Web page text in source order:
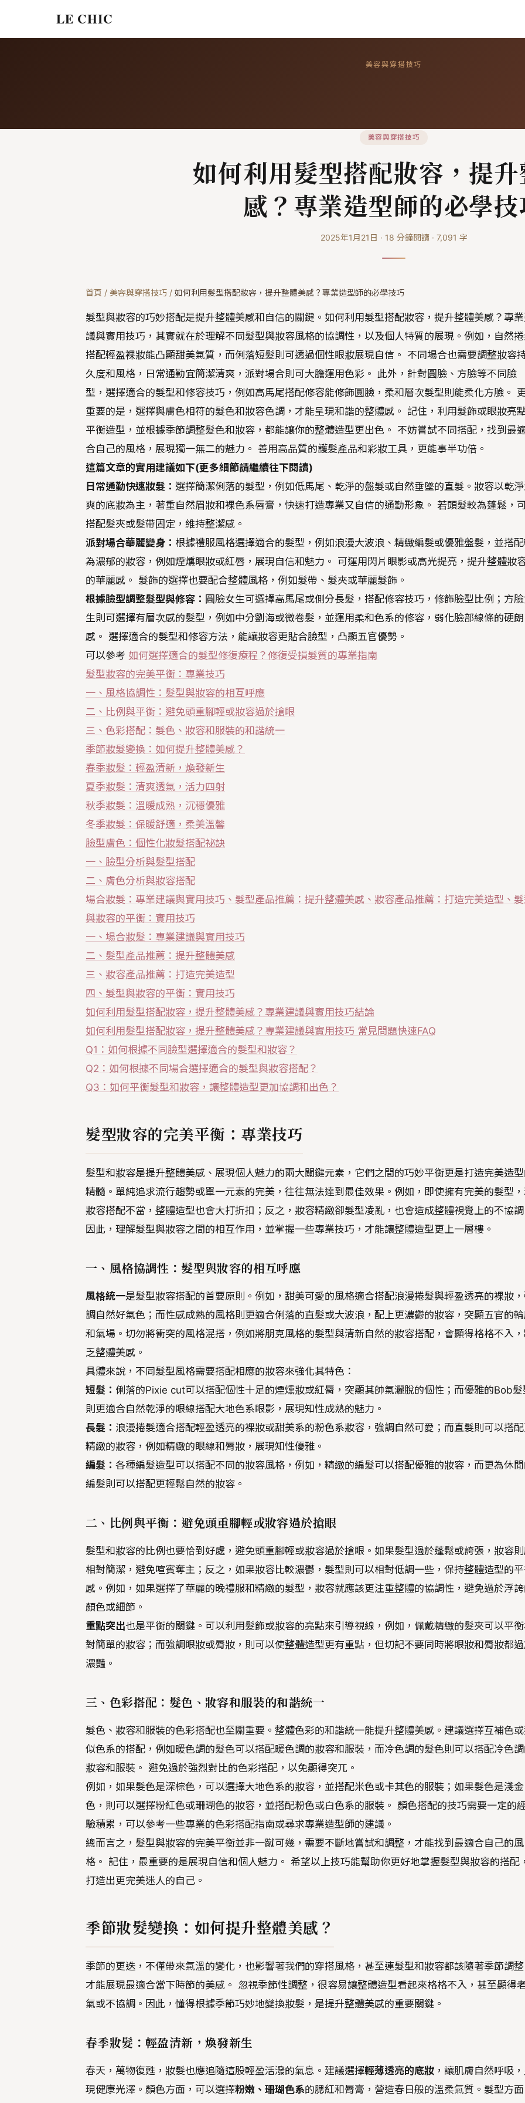
LE CHIC
美容與穿搭技巧
美容與穿搭技巧
如何利用髮型搭配妝容，提
感？專業造型師的必學
2025年1月21日 · 18 分鐘閱讀· 7,091 字
首頁 / 美容與穿搭技巧 / 如何利用髮型搭配妝容，提升整體美感？專業造型師的必學技巧
髮型與妝容的巧妙搭配是提升整體美感和自信的關鍵。如何利用髮型搭配妝容，提升整體美感？專
議與實用技巧，其實就在於理解不同髮型與妝容風格的協調性，以及個人特質的展現。例如，自然
搭配輕盈裸妝能凸顯甜美氣質，而俐落短髮則可透過個性眼妝展現自信。 不同場合也需要調整妝容
久度和風格，日常通勤宜簡潔清爽，派對場合則可大膽運用色彩。 此外，針對圓臉、方臉等不同臉
型，選擇適合的髮型和修容技巧，例如高馬尾搭配修容能修飾圓臉，柔和層次髮型則能柔化方臉。
重要的是，選擇與膚色相符的髮色和妝容色調，才能呈現和諧的整體感。 記住，利用髮飾或眼妝亮
平衡造型，並根據季節調整髮色和妝容，都能讓你的整體造型更出色。 不妨嘗試不同搭配，找到最
合自己的風格，展現獨一無二的魅力。 善用高品質的護髮產品和彩妝工具，更能事半功倍。
這篇文章的實用建議如下(更多細節請繼續往下閱讀)
日常通勤快速妝髮： 選擇簡潔俐落的髮型，例如低馬尾、乾淨的盤髮或自然垂墜的直髮。妝容以乾
爽的底妝為主，著重自然眉妝和裸色系唇膏，快速打造專業又自信的通勤形象。 若頭髮較為蓬鬆，
搭配髮夾或髮帶固定，維持整潔感。
派對場合華麗變身： 根據禮服風格選擇適合的髮型，例如浪漫大波浪、精緻編髮或優雅盤髮，並搭
為濃郁的妝容，例如煙燻眼妝或紅唇，展現自信和魅力。 可運用閃片眼影或高光提亮，提升整體妝
的華麗感。 髮飾的選擇也要配合整體風格，例如髮帶、髮夾或華麗髮飾。
根據臉型調整髮型與修容： 圓臉女生可選擇高馬尾或側分長髮，搭配修容技巧，修飾臉型比例；方
生則可選擇有層次感的髮型，例如中分劉海或微卷髮，並運用柔和色系的修容，弱化臉部線條的硬朗
感。 選擇適合的髮型和修容方法，能讓妝容更貼合臉型，凸顯五官優勢。
可以參考 如何選擇適合的髮型修復療程？修復受損髮質的專業指南
髮型妝容的完美平衡：專業技巧
一、風格協調性：髮型與妝容的相互呼應
二、比例與平衡：避免頭重腳輕或妝容過於搶眼
三、色彩搭配：髮色、妝容和服裝的和諧統一
季節妝髮變換：如何提升整體美感？
春季妝髮：輕盈清新，煥發新生
夏季妝髮：清爽透氣，活力四射
秋季妝髮：溫暖成熟，沉穩優雅
冬季妝髮：保暖舒適，柔美溫馨
臉型膚色：個性化妝髮搭配祕訣
一、臉型分析與髮型搭配
二、膚色分析與妝容搭配
場合妝髮：專業建議與實用技巧、髮型產品推薦：提升整體美感、妝容產品推薦：打造完美造型、
與妝容的平衡：實用技巧
一、場合妝髮：專業建議與實用技巧
二、髮型產品推薦：提升整體美感
三、妝容產品推薦：打造完美造型
四、髮型與妝容的平衡：實用技巧
如何利用髮型搭配妝容，提升整體美感？專業建議與實用技巧結論
如何利用髮型搭配妝容，提升整體美感？專業建議與實用技巧 常見問題快速FAQ
Q1：如何根據不同臉型選擇適合的髮型和妝容？
Q2：如何根據不同場合選擇適合的髮型與妝容搭配？
Q3：如何平衡髮型和妝容，讓整體造型更加協調和出色？
髮型妝容的完美平衡：專業技巧
髮型和妝容是提升整體美感、展現個人魅力的兩大關鍵元素，它們之間的巧妙平衡更是打造完美造
精髓。單純追求流行趨勢或單一元素的完美，往往無法達到最佳效果。例如，即使擁有完美的髮型
妝容搭配不當，整體造型也會大打折扣；反之，妝容精緻卻髮型凌亂，也會造成整體視覺上的不協調
因此，理解髮型與妝容之間的相互作用，並掌握一些專業技巧，才能讓整體造型更上一層樓。
一、風格協調性：髮型與妝容的相互呼應
風格統一是髮型妝容搭配的首要原則。例如，甜美可愛的風格適合搭配浪漫捲髮與輕盈透亮的裸妝
調自然好氣色；而性感成熟的風格則更適合俐落的直髮或大波浪，配上更濃鬱的妝容，突顯五官的
和氣場。切勿將衝突的風格混搭，例如將朋克風格的髮型與清新自然的妝容搭配，會顯得格格不入
乏整體美感。
具體來說，不同髮型風格需要搭配相應的妝容來強化其特色：
短髮： 俐落的Pixie cut可以搭配個性十足的煙燻妝或紅脣，突顯其帥氣灑脫的個性；而優雅的Bob髮
則更適合自然乾淨的眼線搭配大地色系眼影，展現知性成熟的魅力。
長髮： 浪漫捲髮適合搭配輕盈透亮的裸妝或甜美系的粉色系妝容，強調自然可愛；而直髮則可以搭
精緻的妝容，例如精緻的眼線和脣妝，展現知性優雅。
編髮： 各種編髮造型可以搭配不同的妝容風格，例如，精緻的編髮可以搭配優雅的妝容，而更為休
編髮則可以搭配更輕鬆自然的妝容。
二、比例與平衡：避免頭重腳輕或妝容過於搶眼
髮型和妝容的比例也要恰到好處，避免頭重腳輕或妝容過於搶眼。如果髮型過於蓬鬆或誇張，妝容
相對簡潔，避免喧賓奪主；反之，如果妝容比較濃鬱，髮型則可以相對低調一些，保持整體造型的
感。例如，如果選擇了華麗的晚禮服和精緻的髮型，妝容就應該更注重整體的協調性，避免過於浮
顏色或細節。
重點突出也是平衡的關鍵。可以利用髮飾或妝容的亮點來引導視線，例如，佩戴精緻的髮夾可以平衡
對簡單的妝容；而強調眼妝或脣妝，則可以使整體造型更有重點，但切記不要同時將眼妝和脣妝都
濃豔。
三、色彩搭配：髮色、妝容和服裝的和諧統一
髮色、妝容和服裝的色彩搭配也至關重要。整體色彩的和諧統一能提升整體美感。建議選擇互補色
似色系的搭配，例如暖色調的髮色可以搭配暖色調的妝容和服裝，而冷色調的髮色則可以搭配冷色
妝容和服裝。 避免過於強烈對比的色彩搭配，以免顯得突兀。
例如，如果髮色是深棕色，可以選擇大地色系的妝容，並搭配米色或卡其色的服裝；如果髮色是淺金
色，則可以選擇粉紅色或珊瑚色的妝容，並搭配粉色或白色系的服裝。 顏色搭配的技巧需要一定的
驗積累，可以參考一些專業的色彩搭配指南或尋求專業造型師的建議。
總而言之，髮型與妝容的完美平衡並非一蹴可幾，需要不斷地嘗試和調整，才能找到最適合自己的風
格。 記住，最重要的是展現自信和個人魅力。 希望以上技巧能幫助你更好地掌握髮型與妝容的搭配，
打造出更完美迷人的自己。
季節妝髮變換：如何提升整體美感？
季節的更迭，不僅帶來氣溫的變化，也影響著我們的穿搭風格，甚至連髮型和妝容都該隨著季節調整
才能展現最適合當下時節的美感。 忽視季節性調整，很容易讓整體造型看起來格格不入，甚至顯得
氣或不協調。因此，懂得根據季節巧妙地變換妝髮，是提升整體美感的重要關鍵。
春季妝髮：輕盈清新，煥發新生
春天，萬物復甦，妝髮也應追隨這股輕盈活潑的氣息。建議選擇輕薄透亮的底妝 ，讓肌膚自然呼吸
現健康光澤。顏色方面，可以選擇粉嫩、珊瑚色系的腮紅和脣膏，營造春日般的溫柔氣質。髮型方面